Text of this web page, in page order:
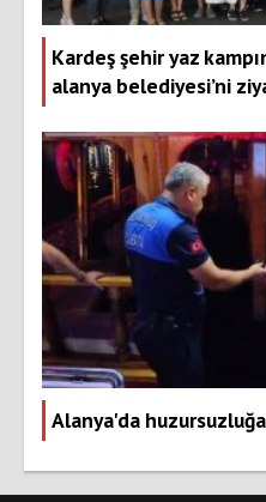
Kardeş şehir yaz
alanya belediyesi’ni
Alanya'da